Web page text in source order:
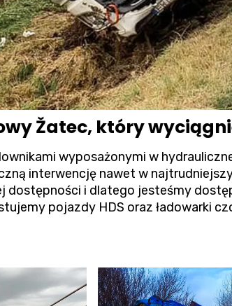
Žatec, który
wyposażonymi w
interwencję nawet w
dostępności i dlatego jesteśmy
pojazdy HDS oraz ładowarki